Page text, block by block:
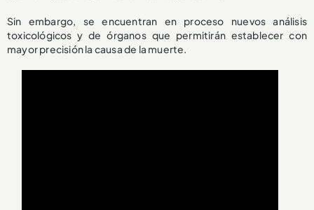
Sin embargo, se encuentran en proceso nuevos análisis
toxicológicos y de órganos que permitirán establecer con
mayor precisión la causa de la muerte.